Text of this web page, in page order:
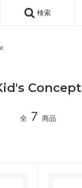
検索
Concept
全 7 商品